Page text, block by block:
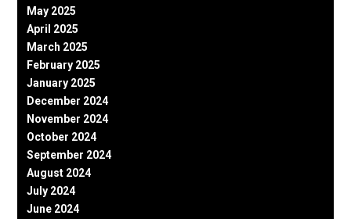
May 2025
April 2025
March 2025
February 2025
January 2025
December 2024
November 2024
October 2024
September 2024
August 2024
July 2024
June 2024